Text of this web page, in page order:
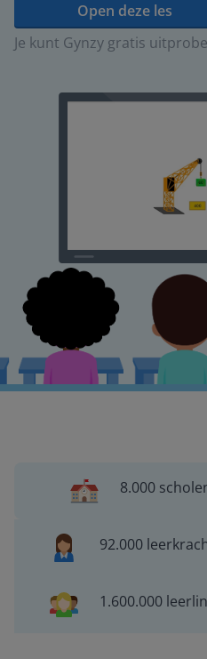
Open deze les
Je kunt Gynzy gratis
8.000
92.000
1.600.000